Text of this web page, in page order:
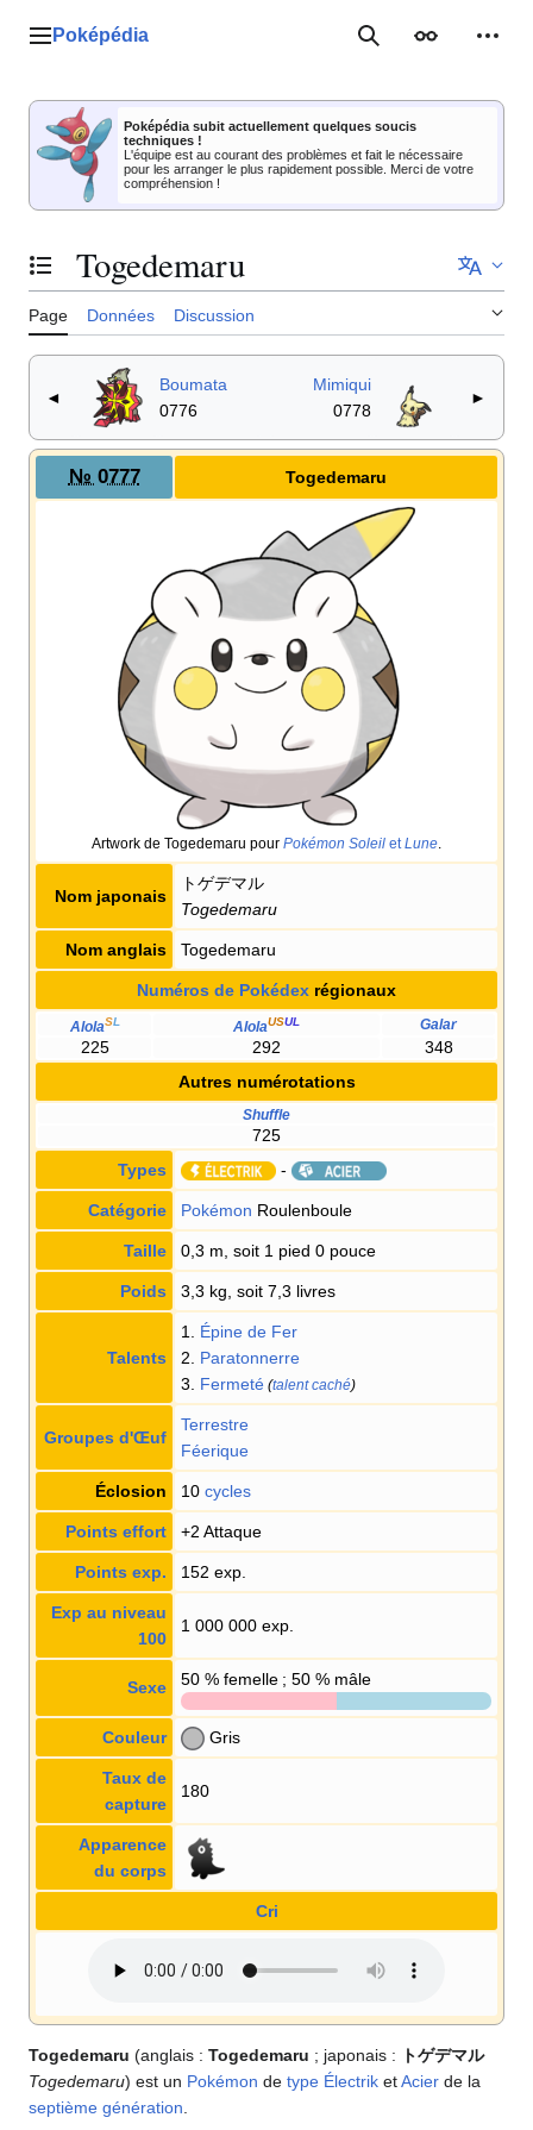
Menu principal
Poképédia RechercherApparence
Poképédia subit actuellement quelques soucis
techniques !
L'équipe est au courant des problèmes et fait le nécessaire
pour les arranger le plus rapidement possible. Merci de votre
compréhension !
Basculer la table des matières
Togedemaru
Page Données Discussion
◄
Boumata
0776
Mimiqui
0778
►
№ 0777 Togedemaru
Artwork de Togedemaru pour Pokémon Soleil et Lune
Nom japonais
トゲデマル
Togedemaru
Nom anglais Togedemaru
Numéros de Pokédex régionaux
AlolaSL AlolaUSUL Galar
225 292
348
Autres numérotations
Shuffle
725
Types
-
Catégorie Pokémon Roulenboule
Taille 0,3 m, soit 1 pied 0 pouce
Poids 3,3 kg, soit 7,3 livres
Talents
1. Épine de Fer
2. Paratonnerre
3. Fermeté (talent caché)
Groupes d'Œuf
Terrestre
Féerique
Éclosion 10 cycles
Points effort +2 Attaque
Points exp. 152 exp.
Exp au niveau
100
1 000 000 exp.
Sexe 50 % femelle ; 50 % mâle
Couleur Gris
Taux de
capture
180
Apparence
du corps
Cri
Togedemaru (anglais : Togedemaru ; japonais :
トゲデマル
Togedemaru) est un Pokémon de type Électrik etAcier de la
septième génération